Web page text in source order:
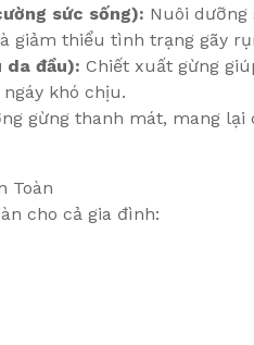
sức sống): Nuôi dưỡng
giảm thiểu tình trạng gãy
da đầu): Chiết xuất gừng
khó chịu.
gừng thanh mát, mang lại
Toàn
cho cả gia đình: